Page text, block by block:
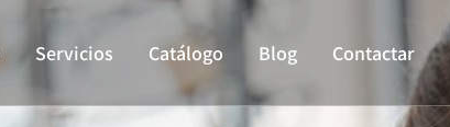
Servicios Catálogo Blog Contactar